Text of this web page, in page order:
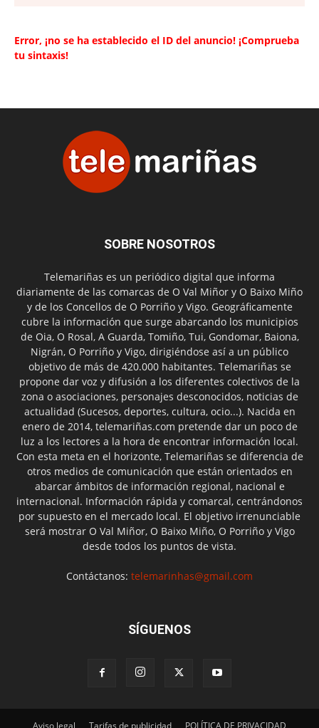
Error, ¡no se ha establecido el ID del anuncio! ¡Comprueba
tu sintaxis!
SOBRE NOSOTROS
Telemariñas es un periódico digital que informa
diariamente de las comarcas de O Val Miñor y O Baixo Miño
y de los Concellos de O Porriño y Vigo. Geográficamente
cubre la información que surge abarcando los municipios
de Oia, O Rosal, A Guarda, Tomiño, Tui, Gondomar, Baiona,
Nigrán, O Porriño y Vigo, dirigiéndose así a un público
objetivo de más de 420.000 habitantes. Telemariñas se
propone dar voz y difusión a los diferentes colectivos de la
zona o asociaciones, personajes desconocidos, noticias de
actualidad (Sucesos, deportes, cultura, ocio...). Nacida en
enero de 2014, telemariñas.com pretende dar un poco de
luz a los lectores a la hora de encontrar información local.
Con esta meta en el horizonte, Telemariñas se diferencia de
otros medios de comunicación que están orientados en
abarcar ámbitos de información regional, nacional e
internacional. Información rápida y comarcal, centrándonos
por supuesto en el mercado local. El objetivo irrenunciable
será mostrar O Val Miñor, O Baixo Miño, O Porriño y Vigo
desde todos los puntos de vista.
Contáctanos: telemarinhas@gmail.com
SÍGUENOS
Aviso legal Tarifas de publicidad POLÍTICA DE PRIVACIDAD